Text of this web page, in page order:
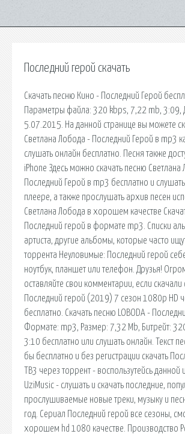
Последний герой скачать
Скачать песню Кино - Последний Герой
Параметры файла: 320 kbps, 7,22 mb, 3:09,
5.07.2015. На данной странице вы можете
Светлана Лобода - Последний Герой в mp3
слушать онлайн бесплатно. Песня также
iPhone Здесь можно скачать песню Светлана
Последний Герой в mp3 бесплатно и
плеере, а также прослушать архив песен
Светлана Лобода в хорошем качестве
Последний герой в формате mp3. Списки
артиста, другие альбомы, которые часто
торрента Неуловимые: Последний герой
ноутбук, планшет или телефон. Друзья!
оставляйте свои комментарии, если скачали
Последний герой (2019) 7 сезон 1080p HD
бесплатно. Скачать песню LOBODA -
Формате: mp3, Размер: 7,32 Mb, Битрейт:
3:10 бесплатно или слушать онлайн. Текст
бы бесплатно и без регистрации скачать
ТВ3 через торрент - воспользутейсь данной
UziMusic - слушать и скачать последние,
прослушиваемые новые треки, музыку и
год. Сериал Последний герой все сезоны,
хорошем hd 1080 качестве. Производство